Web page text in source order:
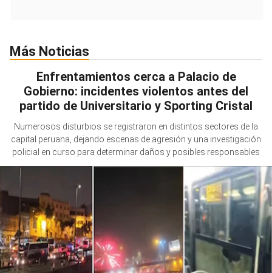
Más Noticias
Enfrentamientos cerca a Palacio de
Gobierno: incidentes violentos antes del
partido de Universitario y Sporting Cristal
Numerosos disturbios se registraron en distintos sectores de la
capital peruana, dejando escenas de agresión y una investigación
policial en curso para determinar daños y posibles responsables